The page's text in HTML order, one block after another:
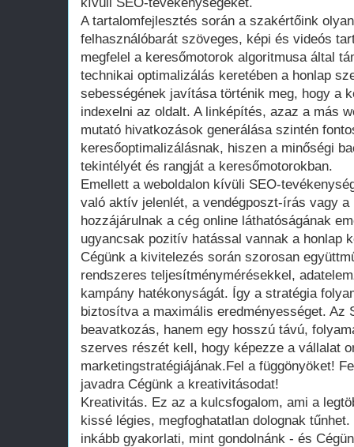
A tartalomfejlesztés során a szakértőink
felhasználóbarát szöveges, képi és videós
megfelel a keresőmotorok algoritmusa által
technikai optimalizálás keretében a honlap
sebességének javítása történik meg, hogy a
indexelni az oldalt. A linképítés, azaz a más
mutató hivatkozások generálása szintén
keresőoptimalizálásnak, hiszen a minőségi
tekintélyét és rangját a keresőmotorokban.
Emellett a weboldalon kívüli SEO-
való aktív jelenlét, a vendégposzt-írás vagy a
hozzájárulnak a cég online láthatóságának
ugyancsak pozitív hatással vannak a honlap
Cégünk a kivitelezés során szorosan
rendszeres teljesítménymérésekkel,
kampány hatékonyságát. Így a stratégia
biztosítva a maximális eredményességet. Az
beavatkozás, hanem egy hosszú távú,
szerves részét kell, hogy képezze a vállalat
marketingstratégiájának.Fel a függönyöket!
javadra Cégünk a kreativitásodat!
Kreativitás. Ez az a kulcsfogalom, ami a
kissé légies, megfoghatatlan dolognak
inkább gyakorlati, mint gondolnánk - és